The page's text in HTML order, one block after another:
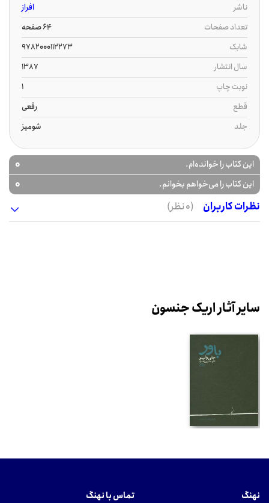
ناشر
افراز
تعداد صفحات
64 صفحه
شابک
9782000112273
سال انتشار
1387
نوبت چاپ
1
قطع
رقعی
جلد
شومیز
این کتاب را خوانده‌ام. 0
این کتاب را می‌خواهم بخوانم.
0
نظرات کاربران
(0 نظر)
سایر آثار اریک جنسون
نهنگ تماس با نهنگ